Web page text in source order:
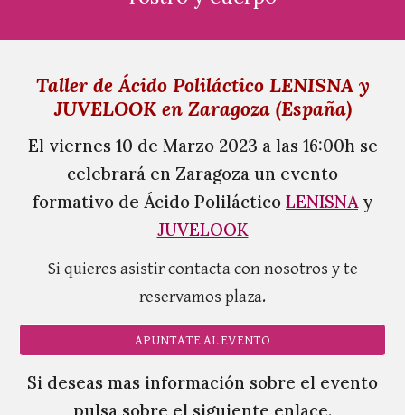
Taller de Ácido Poliláctico LENISNA y
JUVELOOK en Zaragoza (España)
El viernes 10 de Marzo 2023 a las 16:00h se
celebrará en Zaragoza un evento
formativo de Ácido Poliláctico LENISNAy
JUVELOOK
Si quieres asistir contacta con nosotros y te
reservamos plaza.
APUNTATE AL EVENTO
Si deseas mas información sobre el evento
pulsa sobre el siguiente enlace.